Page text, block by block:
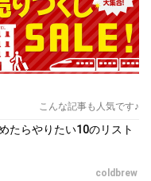
こんな記事も人気です♪
たらやりたい10のリスト
coldbrew